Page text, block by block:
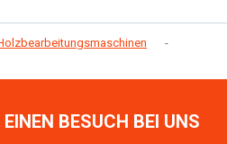
BESUCH BEI UNS